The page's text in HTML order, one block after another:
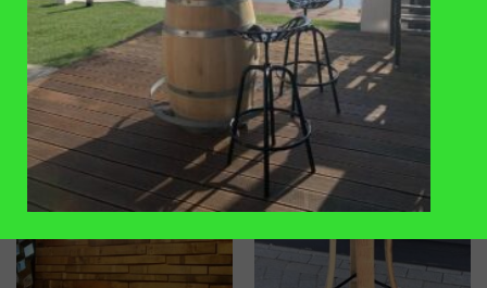
STATAFEL
Statafel in grey wash
425,-
LAMPEN
Lamp van een duig voor 3 lampen
€120,-
VERLANGLIJST